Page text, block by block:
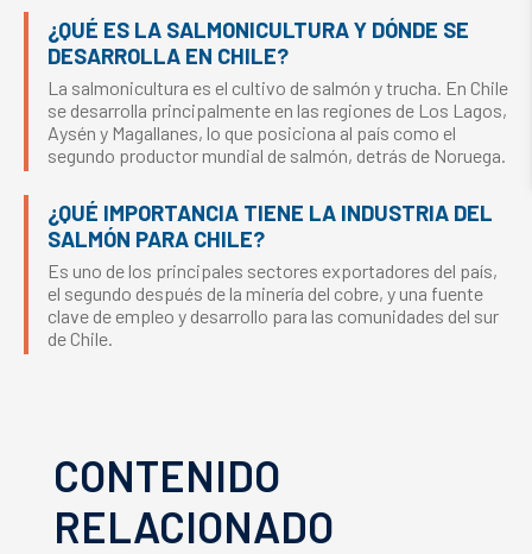
¿QUÉ ES LA SALMONICULTURA Y DÓNDE SE
DESARROLLA EN CHILE?
La salmonicultura es el cultivo de salmón y trucha. En Chile
se desarrolla principalmente en las regiones de Los Lagos,
Aysén y Magallanes, lo que posiciona al país como el
segundo productor mundial de salmón, detrás de Noruega.
¿QUÉ IMPORTANCIA TIENE LA INDUSTRIA DEL
SALMÓN PARA CHILE?
Es uno de los principales sectores exportadores del país,
el segundo después de la minería del cobre, y una fuente
clave de empleo y desarrollo para las comunidades del sur
de Chile.
CONTENIDO
RELACIONADO